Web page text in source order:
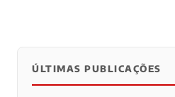
0 0 0
ÚLTIMAS PUBLICAÇÕES